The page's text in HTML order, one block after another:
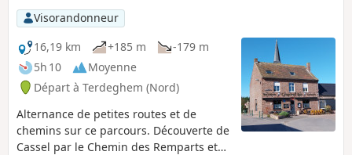
Visorandonneur
16,19 km
+185 m
-179 m
5h 10
Moyenne
Départ à Terdeghem (Nord)
Alternance de petites routes et de
chemins sur ce parcours. Découverte de
Cassel par le Chemin des Remparts et